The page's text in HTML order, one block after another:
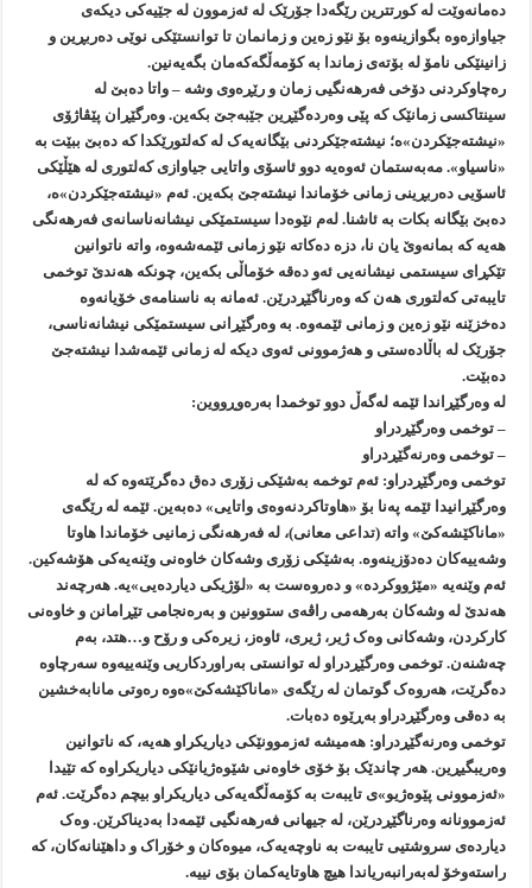
دەمانەوێت لە کورتترین رێگەدا جۆرێک لە ئەزموون لە جێیەکی دیکەی
جیاوازەوە بگوازینەوە بۆ نێو زەین و زمانمان تا توانستێکی نوێی دەربڕین و
زانینێکی نامۆ لە بۆتەی زماندا بە کۆمەڵگەکەمان بگەیەنین.
رەچاوکردنی دۆخی فەرهەنگیی زمان و رێڕەوی وشە – واتا دەبێ لە
سینتاکسی زمانێک کە پێی وەردەگێڕین جێبەجێ بکەین. وەرگێڕان پێڤاژۆی
«نیشتەجێکردن»ە؛ نیشتەجێکردنی بێگانەیەک لە کەلتورێکدا کە دەبێ ببێت بە
«ناسیاو». مەبەستمان ئەوەیە دوو ئاسۆی واتایی جیاوازی کەلتوری لە هێڵێکی
ئاسۆیی دەربڕینی زمانی خۆماندا نیشتەجێ بکەین. ئەم «نیشتەجێکردن»ە،
دەبێ بێگانە بکات بە ئاشنا. لەم نێوەدا سیستمێکی نیشانەناسانەی فەرهەنگی
هەیە کە بمانەوێ یان نا، دزە دەکاتە نێو زمانی ئێمەشەوە، واتە ناتوانین
تێکڕای سیستمی نیشانەیی ئەو دەقە خۆماڵی بکەین، چونکە هەندێ توخمی
تایبەتی کەلتوری هەن کە وەرناگێڕدرێن. ئەمانە بە ناسنامەی خۆیانەوە
دەخزێنە نێو زەین و زمانی ئێمەوە. بە وەرگێڕانی سیستمێکی نیشانەناسی،
جۆرێک لە باڵادەستی و هەژموونی ئەوی دیکە لە زمانی ئێمەشدا نیشتەجێ
دەبێت.
لە وەرگێڕاندا ئێمە لەگەڵ دوو توخمدا بەرەوڕووین:
– توخمی وەرگێڕدراو
– توخمی وەرنەگێڕدراو
توخمی وەرگێڕدراو: ئەم توخمە بەشێکی زۆری دەق دەگرێتەوە کە لە
وەرگێڕانیدا ئێمە پەنا بۆ «هاوتاکردنەوەی واتایی» دەبەین. ئێمە لە رێگەی
«ماناکێشەکێ» واتە (تداعی معانی)، لە فەرهەنگی زمانیی خۆماندا هاوتا
وشەییەکان دەدۆزینەوە. بەشێکی زۆری وشەکان خاوەنی وێنەیەکی هۆشەکین.
ئەم وێنەیە «مێژووکردە» و دەروەست بە «لۆژیکی دیاردەیی»یە. هەرچەند
هەندێ لە وشەکان بەرهەمی راڤەی ستوونین و بەرەنجامی تێڕامانن و خاوەنی
کارکردن، وشەکانی وەک ژیر، ژیری، ئاوەز، زیرەکی و رۆح و…هتد، بەم
چەشنەن. توخمی وەرگێڕدراو لە توانستی بەراوردکاریی وێنەییەوە سەرچاوە
دەگرێت، هەروەک گوتمان لە رێگەی «ماناکێشەکێ»ەوە رەوتی مانابەخشین
بە دەقی وەرگێڕدراو بەڕێوە دەبات.
توخمی وەرنەگێڕدراو: هەمیشە ئەزموونێکی دیاریکراو هەیە، کە ناتوانین
وەریبگیڕین. هەر چاندێک بۆ خۆی خاوەنی شێوەژیانێکی دیاریکراوە کە تێیدا
«ئەزموونی پێوەژیو»ی تایبەت بە کۆمەڵگەیەکی دیاریکراو بیچم دەگرێت. ئەم
ئەزموونانە وەرناگێڕدرێن، لە جیهانی فەرهەنگیی ئێمەدا بەدیناکرێن. وەک
دیاردەی سروشتیی تایبەت بە ناوچەیەک، میوەکان و خۆراک و داهێنانەکان، کە
راستەوخۆ لەبەرانبەریاندا هیچ هاوتایەکمان بۆی نییە.